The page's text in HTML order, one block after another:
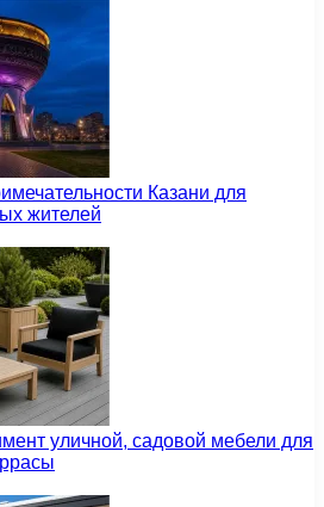
Казани для
жителей
уличной, садовой мебели для